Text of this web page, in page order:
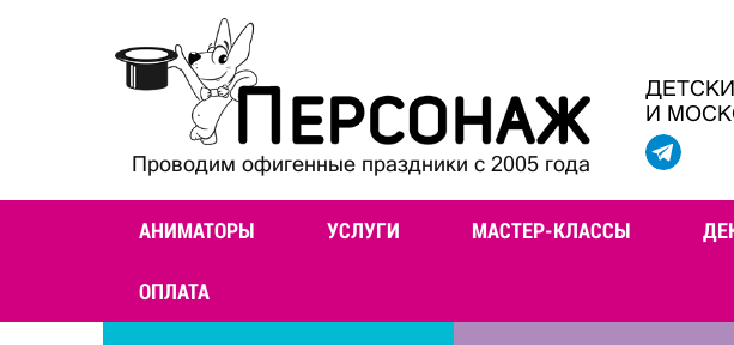
Проводим офигенные праздники с 2005 года
И
АНИМАТОРЫ УСЛУГИ МАСТЕР-КЛАССЫ
ОПЛАТА